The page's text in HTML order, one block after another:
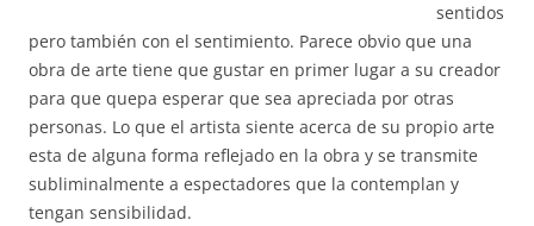
sentidos
pero también con el sentimiento. Parece obvio que una
obra de arte tiene que gustar en primer lugar a su creador
para que quepa esperar que sea apreciada por otras
personas. Lo que el artista siente acerca de su propio arte
esta de alguna forma reflejado en la obra y se transmite
subliminalmente a espectadores que la contemplan y
tengan sensibilidad.